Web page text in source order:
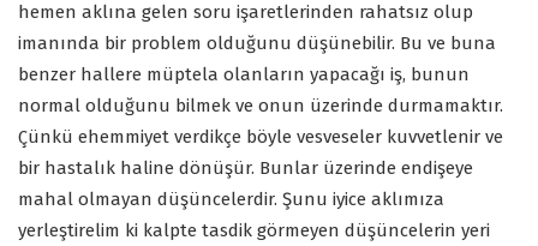
hemen aklına gelen soru işaretlerinden rahatsız olup
imanında bir problem olduğunu düşünebilir. Bu ve buna
benzer hallere müptela olanların yapacağı iş, bunun
normal olduğunu bilmek ve onun üzerinde durmamaktır.
Çünkü ehemmiyet verdikçe böyle vesveseler kuvvetlenir ve
bir hastalık haline dönüşür. Bunlar üzerinde endişeye
mahal olmayan düşüncelerdir. Şunu iyice aklımıza
yerleştirelim ki kalpte tasdik görmeyen düşüncelerin yeri